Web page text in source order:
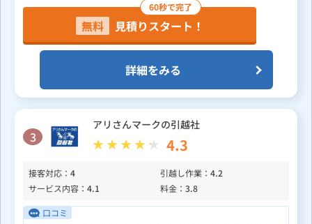
60秒で完了
無料 見積りスタート！
詳細をみる
3
アリさんマークの引越社
4.3
接客対応： 4 引越し作業： 4.2
サービス内容： 4.1 料金： 3.8
口コミ